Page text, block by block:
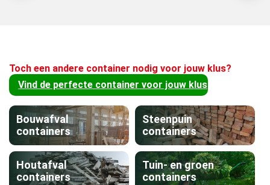
Toch een andere container nodig voor jouw klus?
Vind de perfecte container voor jouw klus
Bouwafval
containers
Steenpuin
containers
Houtafval
containers
Tuin- en groen
containers